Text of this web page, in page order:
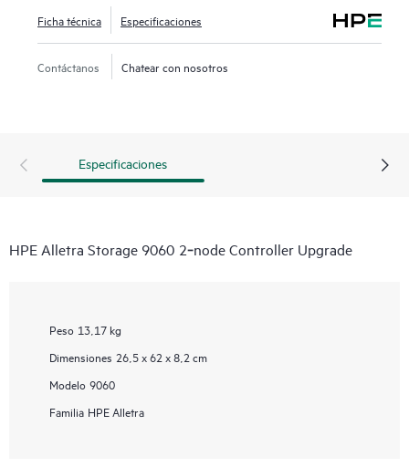
Ficha técnica Especificaciones
Contáctanos Chatear con nosotros
Especificaciones
HPE Alletra Storage 9060 2‑node Controller Upgrade
Peso 13,17 kg
Dimensiones 26,5 x 62 x 8,2 cm
Modelo 9060
Familia HPE Alletra